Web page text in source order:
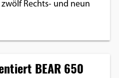
Rechts- und neun
BEAR 650